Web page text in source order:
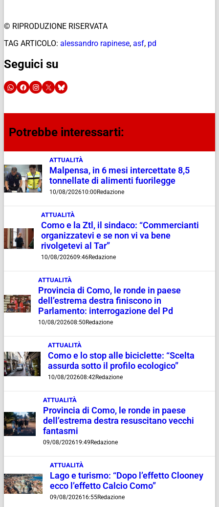
© RIPRODUZIONE RISERVATA
TAG ARTICOLO: alessandro rapinese, asf, pd
Seguici su
Potrebbe interessarti:
ATTUALITÀ
Malpensa, in 6 mesi intercettate 8,5
tonnellate di alimenti fuorilegge
10/08/202610:00 Redazione
ATTUALITÀ
Como e la Ztl, il sindaco: “Commercianti
organizzatevi e se non vi va bene
rivolgetevi al Tar”
10/08/202609:46Redazione
ATTUALITÀ
Provincia di Como, le ronde in paese
dell’estrema destra finiscono in
Parlamento: interrogazione del Pd
10/08/202608:50 Redazione
ATTUALITÀ
Como e lo stop alle biciclette: “Scelta
assurda sotto il profilo ecologico”
10/08/202608:42Redazione
ATTUALITÀ
Provincia di Como, le ronde in paese
dell’estrema destra resuscitano vecchi
fantasmi
09/08/202619:49 Redazione
ATTUALITÀ
Lago e turismo: “Dopo l’effetto Clooney
ecco l’effetto Calcio Como”
09/08/202616:55Redazione